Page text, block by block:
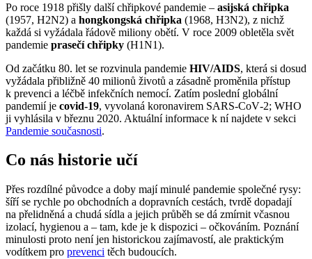
Po roce 1918 přišly další chřipkové pandemie – asijská chřipka
(1957, H2N2) a hongkongská chřipka (1968, H3N2), z nichž
každá si vyžádala řádově miliony obětí. V roce 2009 obletěla svět
pandemie prasečí chřipky (H1N1).
Od začátku 80. let se rozvinula pandemie HIV/AIDS, která si dosud
vyžádala přibližně 40 milionů životů a zásadně proměnila přístup
k prevenci a léčbě infekčních nemocí. Zatím poslední globální
pandemií je covid-19, vyvolaná koronavirem SARS‑CoV‑2; WHO
ji vyhlásila v březnu 2020. Aktuální informace k ní najdete v sekci
Pandemie současnosti.
Co nás historie učí
Přes rozdílné původce a doby mají minulé pandemie společné rysy:
šíří se rychle po obchodních a dopravních cestách, tvrdě dopadají
na přelidněná a chudá sídla a jejich průběh se dá zmírnit včasnou
izolací, hygienou a – tam, kde je k dispozici – očkováním. Poznání
minulosti proto není jen historickou zajímavostí, ale praktickým
vodítkem pro prevenci těch budoucích.